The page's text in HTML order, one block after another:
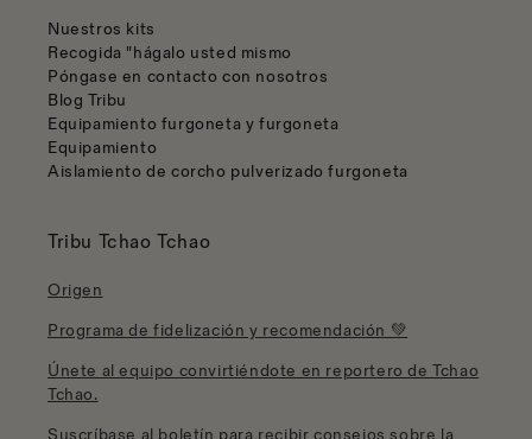
Nuestros kits
Recogida "hágalo usted mismo
Póngase en contacto con nosotros
Blog Tribu
Equipamiento furgoneta y furgoneta
Equipamiento
Aislamiento de corcho pulverizado furgoneta
Tribu Tchao Tchao
Origen
Programa de fidelización y recomendación 💚
Únete al equipo convirtiéndote en reportero de Tchao
Tchao.
Suscríbase al boletín para recibir consejos sobre la